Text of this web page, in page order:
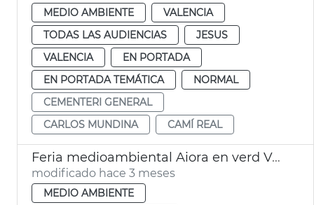
MEDIO AMBIENTE
VALENCIA
TODAS LAS AUDIENCIAS
JESUS
VALENCIA
EN PORTADA
EN PORTADA TEMÁTICA
NORMAL
CEMENTERI GENERAL
CARLOS MUNDINA
CAMÍ REAL
Feria medioambiental Aiora en verd València
modificado hace 3 meses
MEDIO AMBIENTE